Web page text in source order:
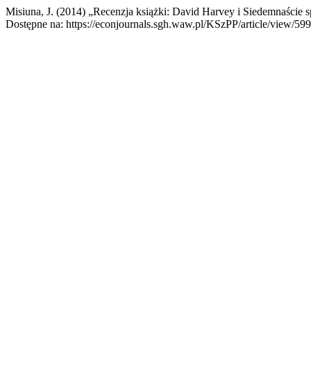
Misiuna, J. (2014) „Recenzja książki: David Harvey i Siedemnaście
Dostępne na: https://econjournals.sgh.waw.pl/KSzPP/article/view/